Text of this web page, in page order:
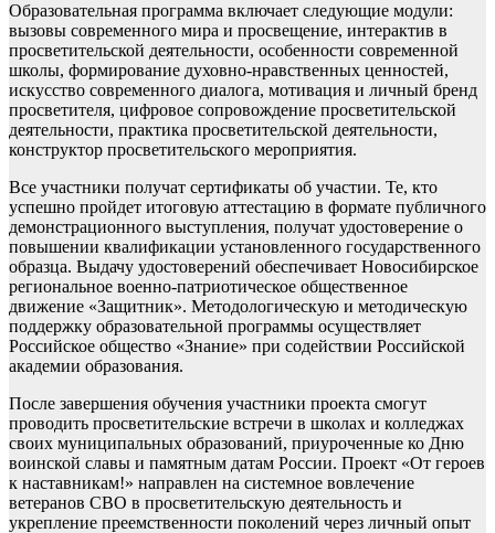
Образовательная программа включает следующие модули:
вызовы современного мира и просвещение, интерактив в
просветительской деятельности, особенности современной
школы, формирование духовно-нравственных ценностей,
искусство современного диалога, мотивация и личный бренд
просветителя, цифровое сопровождение просветительской
деятельности, практика просветительской деятельности,
конструктор просветительского мероприятия.
Все участники получат сертификаты об участии. Те, кто
успешно пройдет итоговую аттестацию в формате публичного
демонстрационного выступления, получат удостоверение о
повышении квалификации установленного государственного
образца. Выдачу удостоверений обеспечивает Новосибирское
региональное военно-патриотическое общественное
движение «Защитник». Методологическую и методическую
поддержку образовательной программы осуществляет
Российское общество «Знание» при содействии Российской
академии образования.
После завершения обучения участники проекта смогут
проводить просветительские встречи в школах и колледжах
своих муниципальных образований, приуроченные ко Дню
воинской славы и памятным датам России. Проект «От героев
к наставникам!» направлен на системное вовлечение
ветеранов СВО в просветительскую деятельность и
укрепление преемственности поколений через личный опыт